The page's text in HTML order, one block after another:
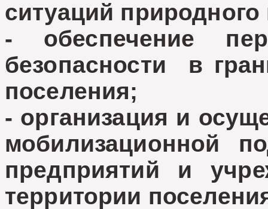
ситуаций природного
- обеспечение
безопасности в
поселения;
- организация и
мобилизационной
предприятий и
территории